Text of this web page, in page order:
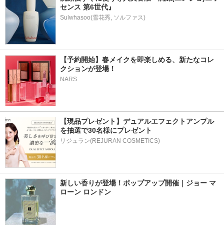
センス 第6世代』
【予約開始】春メイクを即楽しめる、新たなコレ
クションが登場！
NARS
【現品プレゼント】デュアルエフェクトアンプル
を抽選で30名様にプレゼント
リジュラン(REJURAN COSMETICS)
新しい香りが登場！ポップアップ開催｜ジョー マ
ローン ロンドン